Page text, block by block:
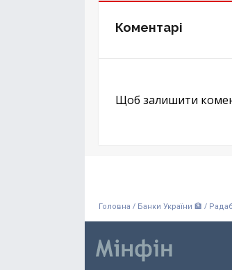
Коментарі
Щоб залишити
Головна / Банки України 🏦 /